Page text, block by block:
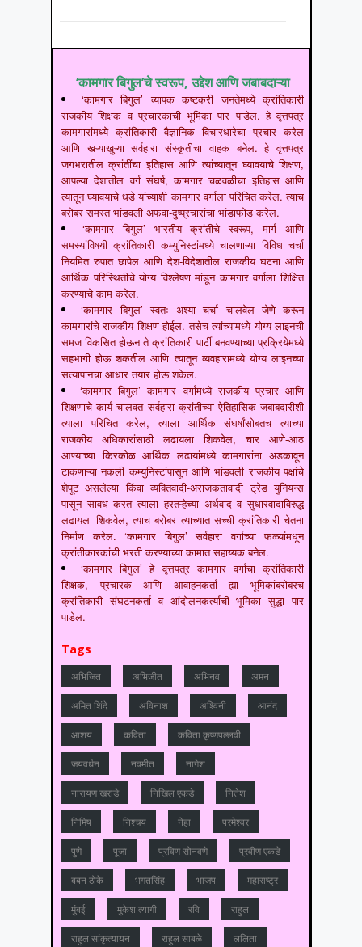
‘कामगार बिगुल’चे स्वरूप, उद्देश आणि जबाबदाऱ्या
‘कामगार बिगुल’ व्यापक कष्टकरी जनतेमध्ये क्रांतिकारी
राजकीय शिक्षक व प्रचारकाची भूमिका पार पाडेल. हे वृत्तपत्र
कामगारांमध्ये क्रांतिकारी वैज्ञानिक विचारधारेचा प्रचार करेल
आणि खऱ्याखुऱ्या सर्वहारा संस्कृतीचा वाहक बनेल. हे वृत्तपत्र
जगभरातील क्रांतींचा इतिहास आणि त्यांच्यातून घ्यावयाचे शिक्षण,
आपल्या देशातील वर्ग संघर्ष, कामगार चळवळीचा इतिहास आणि
त्यातून घ्यावयाचे धडे यांच्याशी कामगार वर्गाला परिचित करेल. त्याच
बरोबर समस्त भांडवली अफवा-दुष्प्रचारांचा भांडाफोड करेल.
‘कामगार बिगुल’ भारतीय क्रांतीचे स्वरूप, मार्ग आणि
समस्यांविषयी क्रांतिकारी कम्युनिस्टांमध्ये चालणाऱ्या विविध चर्चा
नियमित रुपात छापेल आणि देश-विदेशातील राजकीय घटना आणि
आर्थिक परिस्थितीचे योग्य विश्लेषण मांडून कामगार वर्गाला शिक्षित
करण्याचे काम करेल.
‘कामगार बिगुल’ स्वतः अश्या चर्चा चालवेल जेणे करून
कामगारांचे राजकीय शिक्षण होईल. तसेच त्यांच्यामध्ये योग्य लाइनची
समज विकसित होऊन ते क्रांतिकारी पार्टी बनवण्याच्या प्रक्रियेमध्ये
सहभागी होऊ शकतील आणि त्यातून व्यवहारामध्ये योग्य लाइनच्या
सत्यापानचा आधार तयार होऊ शकेल.
‘कामगार बिगुल’ कामगार वर्गामध्ये राजकीय प्रचार आणि
शिक्षणाचे कार्य चालवत सर्वहारा क्रांतीच्या ऐतिहासिक जबाबदारीशी
त्याला परिचित करेल, त्याला आर्थिक संघर्षांसोबतच त्याच्या
राजकीय अधिकारांसाठी लढायला शिकवेल, चार आणे-आठ
आण्याच्या किरकोळ आर्थिक लढायांमध्ये कामगारांना अडकावून
टाकणाऱ्या नकली कम्युनिस्टांपासून आणि भांडवली राजकीय पक्षांचे
शेपूट असलेल्या किंवा व्यक्तिवादी-अराजकतावादी ट्रेड युनियन्स
पासून सावध करत त्याला हरतऱ्हेच्या अर्थवाद व सुधारवादाविरुद्ध
लढायला शिकवेल, त्याच बरोबर त्याच्यात सच्ची क्रांतिकारी चेतना
निर्माण करेल. ‘कामगार बिगुल’ सर्वहारा वर्गाच्या फळ्यांमधून
क्रांतीकारकांची भरती करण्याच्या कामात सहाय्यक बनेल.
‘कामगार बिगुल’ हे वृत्तपत्र कामगार वर्गाचा क्रांतिकारी
शिक्षक, प्रचारक आणि आवाहनकर्ता ह्या भूमिकांबरोबरच
क्रांतिकारी संघटनकर्ता व आंदोलनकर्त्याची भूमिका सुद्धा पार
पाडेल.
Tags
अभिजित अभिजीत अभिनव अमन
अमित शिंदे अविनाश अश्विनी आनंद
आशय कविता कविता कृष्णपल्लवी
जयवर्धन नवमीत नागेश
नारायण खराडे निखिल एकडे नितेश
निमिष निश्चय नेहा परमेश्वर
पुणे पूजा प्रविण सोनवणे प्रवीण एकडे
बबन ठोके भगतसिंह भाजप महाराष्‍ट्र
मुंबई मुकेश त्‍यागी रवि राहुल
राहुल सांकृत्यायन राहुल साबळे ललिता